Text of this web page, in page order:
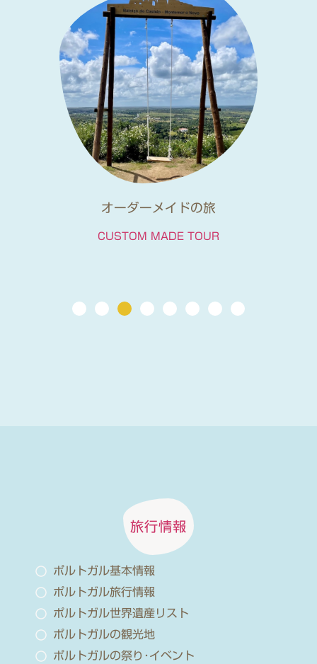
オーダーメイドの旅
CUSTOM MADE TOUR
旅行情報
ポルトガル基本情報
ポルトガル旅行情報
ポルトガル世界遺産リスト
ポルトガルの観光地
ポルトガルの祭り･イベント